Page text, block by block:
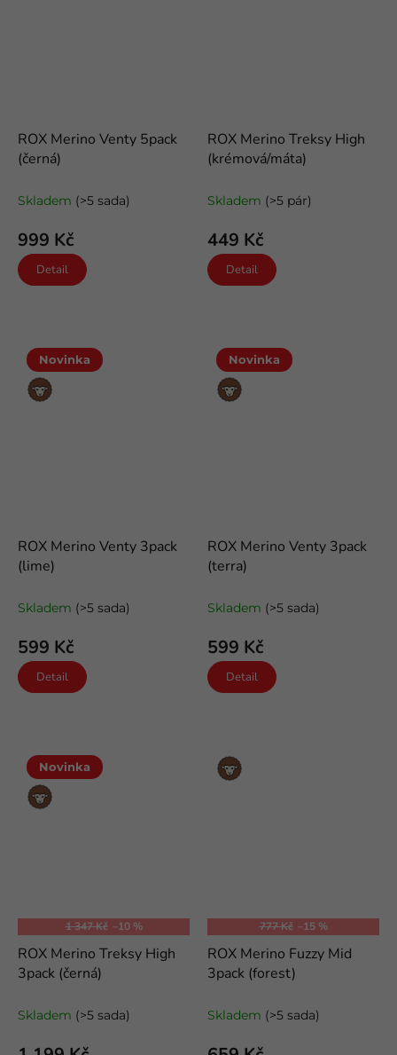
ROX Merino Venty 5pack
(černá)
Skladem (>5 sada)
999 Kč
Detail
ROX Merino Treksy High
(krémová/máta)
ponožky
Skladem (>5 pár)
449 Kč
Detail
Novinka
Merino
vlna
ROX Merino Venty 3pack
(lime)
Skladem (>5 sada)
599 Kč
Detail
Novinka
Merino
vlna
ROX Merino Venty 3pack
(terra)
Skladem (>5 sada)
599 Kč
Detail
Novinka
Merino
vlna
1 347 Kč –10 %
ROX Merino Treksy High
3pack (černá)
ponožky
Skladem (>5 sada)
Merino
vlna
777 Kč –15 %
ROX Merino Fuzzy Mid
3pack (forest)
Skladem (>5 sada)